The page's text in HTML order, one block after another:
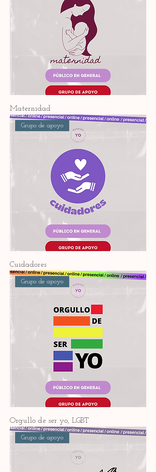
Maternidad
Grupo de apoyo
Cuidadores
Grupo de apoyo
Orgullo de ser yo, LGBT
Grupo de apoyo